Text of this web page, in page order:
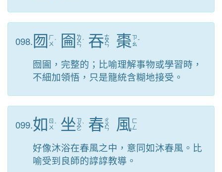
098. 囫 ㄏ
ㄨ ˊ 圇 ㄌ
ㄨ
ㄣ
ˊ 吞ㄊ
ㄨ
ㄣ 棗ㄗ
ㄠˇ
囫圇，完整的；比喻理解事物或學習時，
不細加領悟，只是籠統含糊地接受。
099.如 ㄖ
ㄨ ˊ 坐 ㄗ
ㄨ
ㄛ
ˋ 春ㄔ
ㄨ
ㄣ 風 ㄈ
ㄥ
好像沐浴在春風之中，意同如沐春風。比
喻受到良師的諄諄教導。